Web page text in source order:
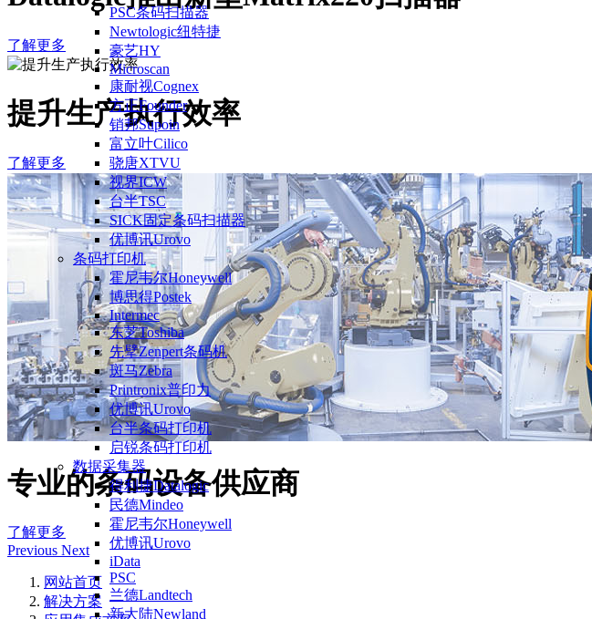
PSC条码扫描器
Newtologic纽特捷
豪艺HY
Microscan
康耐视Cognex
方正Founder
销邦Supoin
富立叶Cilico
骁唐XTVU
视界ICW
台半TSC
SICK固定条码扫描器
优博讯Urovo
条码打印机
霍尼韦尔Honeywell
博思得Postek
Intermec
东芝Toshiba
先擘Zenpert条码机
斑马Zebra
Printronix普印力
优博讯Urovo
台半条码打印机
启锐条码打印机
数据采集器
得利捷Datalogic
民德Mindeo
霍尼韦尔Honeywell
优博讯Urovo
iData
PSC
兰德Landtech
新大陆Newland
了解更多
提升生产执行效率
了解更多
专业的条码设备供应商
了解更多
Previous Next
网站首页
解决方案